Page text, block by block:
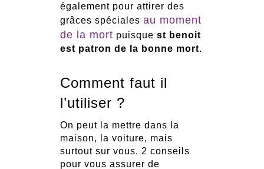
également pour attirer des
grâces spéciales au moment
de la mort puisque st benoit
est patron de la bonne mort.
Comment faut il
l’utiliser ?
On peut la mettre dans la
maison, la voiture, mais
surtout sur vous. 2 conseils
pour vous assurer de